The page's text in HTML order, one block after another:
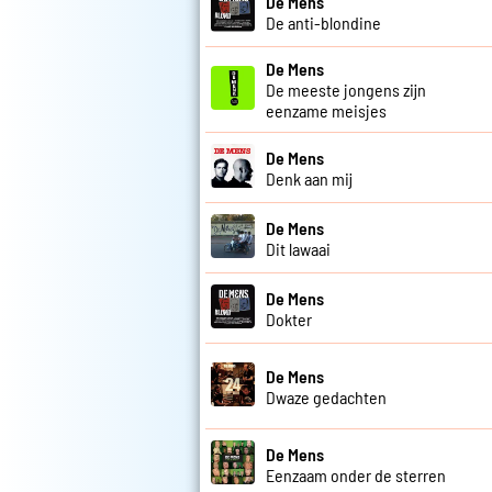
De anti-blondine
De Mens
De meeste jongens zijn
eenzame meisjes
De Mens
Denk aan mij
De Mens
Dit lawaai
De Mens
Dokter
De Mens
Dwaze gedachten
De Mens
Eenzaam onder de sterren